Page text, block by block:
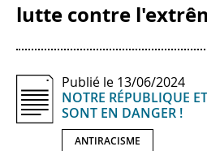
lutte contre
Publié le 13/06/2024
NOTRE RÉPUBLIQUE
SONT EN DANGER !
ANTIRACISME